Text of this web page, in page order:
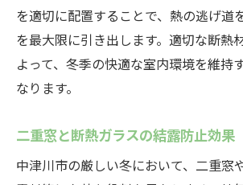
を適切に配置することで、熱の逃げ道
を最大限に引き出します。適切な断熱
よって、冬季の快適な室内環境を維持
なります。
二重窓と断熱ガラスの結露防止効果
中津川市の厳しい冬において、二重窓